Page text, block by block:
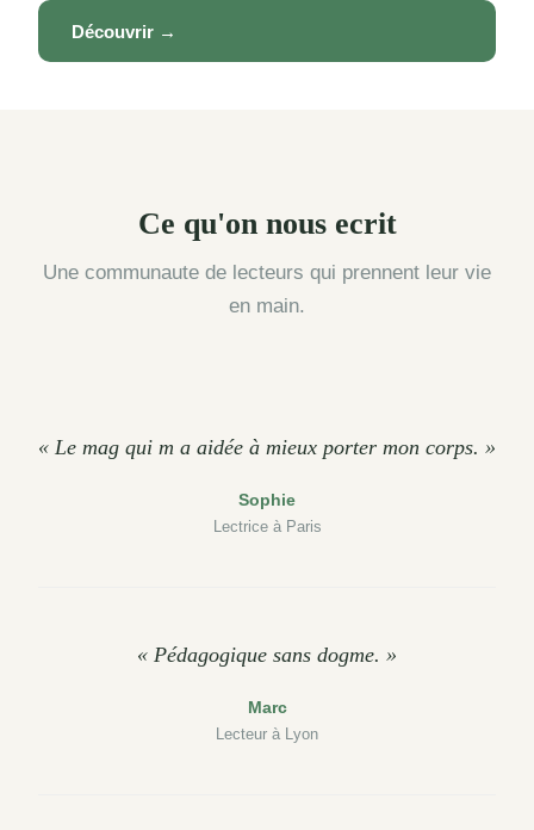
Découvrir →
Ce qu'on nous ecrit
Une communaute de lecteurs qui prennent leur vie
en main.
« Le mag qui m a aidée à mieux porter mon corps. »
Sophie
Lectrice à Paris
« Pédagogique sans dogme. »
Marc
Lecteur à Lyon